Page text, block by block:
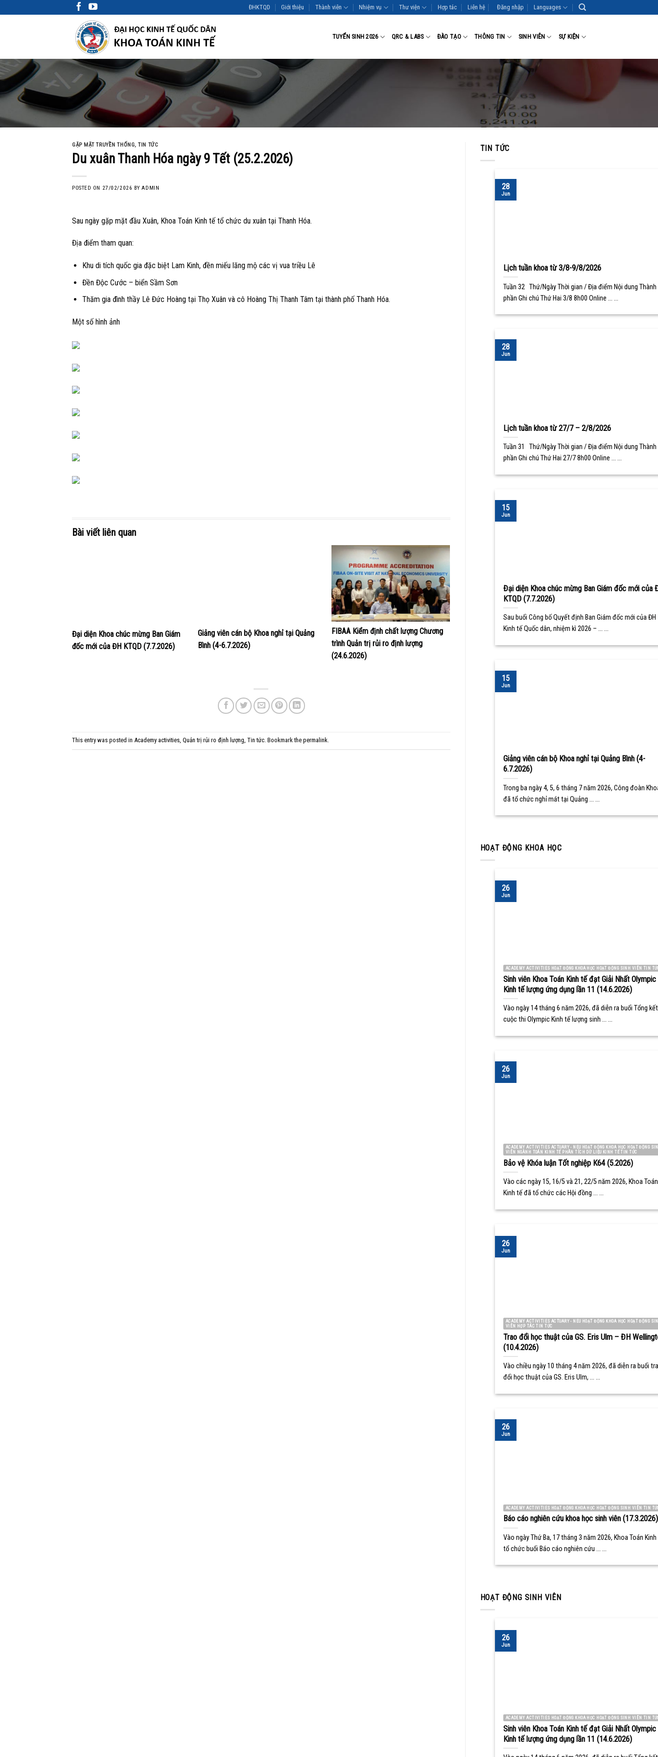
to
ĐHKTQD Giới thiệu Thành viên Nhiệm vụ Thư viện Hợp tác Liên hệ Đăng nhập Languages
TUYỂN SINH 2026 QRC & LABS ĐÀO TẠO THÔNG TIN SINH VIÊN SỰ KIỆN
GẶP MẶT TRUYỀN THỐNG,TIN TỨC
Du xuân Thanh Hóa ngày 9 Tết (25.2.2026)
POSTED ON 27/02/2026 BYADMIN
Sau ngày gặp mặt đầu Xuân, Khoa Toán Kinh tế tổ chức du xuân tại Thanh Hóa.
Địa điểm tham quan:
Khu di tích quốc gia đặc biệt Lam Kinh, đền miếu lăng mộ các vị vua triều Lê
Đền Độc Cước – biển Sầm Sơn
Thăm gia đình thầy Lê Đức Hoàng tại Thọ Xuân và cô Hoàng Thị Thanh Tâm tại thành phố Thanh Hóa.
Một số hình ảnh
Bài viết liên quan
Đại diện Khoa chúc mừng Ban Giám
đốc mới của ĐH KTQD (7.7.2026)
Giảng viên cán bộ Khoa nghỉ tại Quảng
Bình (4-6.7.2026)
FIBAA Kiểm định chất lượng Chương
trình Quản trị rủi ro định lượng
(24.6.2026)
This entry was posted in Academy activities, Quản trị rủi ro định lượng, Tin tức. Bookmark the permalink.
TIN TỨC
Lịch tuần khoa từ 3/8-9/8/2026
Tuần 32 Thứ/Ngày Thời gian / Địa điểm Nội dung Thành
phần Ghi chú Thứ Hai 3/8 8h00 Online ... ...
28
Jun
Lịch tuần khoa từ 27/7 – 2/8/2026
Tuần 31 Thứ/Ngày Thời gian / Địa điểm Nội dung Thành
phần Ghi chú Thứ Hai 27/7 8h00 Online ... ...
28
Jun
Đại diện Khoa chúc mừng Ban Giám đốc mới của
KTQD (7.7.2026)
Sau buổi Công bố Quyết định Ban Giám đốc mới của ĐH
Kinh tế Quốc dân, nhiệm kì 2026 – ... ...
15
Jun
Giảng viên cán bộ Khoa nghỉ tại Quảng Bình (4-
6.7.2026)
Trong ba ngày 4, 5, 6 tháng 7 năm 2026, Công đoàn
đã tổ chức nghỉ mát tại Quảng ... ...
15
Jun
HOẠT ĐỘNG KHOA HỌC
ACADEMY ACTIVITIES HOẠT ĐỘNG KHOA HỌC HOẠT ĐỘNG SINH VIÊN TIN
Sinh viên Khoa Toán Kinh tế đạt Giải Nhất Olympic
Kinh tế lượng ứng dụng lần 11 (14.6.2026)
Vào ngày 14 tháng 6 năm 2026, đã diễn ra buổi Tổng kết
cuộc thi Olympic Kinh tế lượng sinh ... ...
26
Jun
ACADEMY ACTIVITIES ACTUARY - NEU HOẠT ĐỘNG KHOA HỌC HOẠT ĐỘNG
VIÊN NGÀNH TOÁN KINH TẾ PHÂN TÍCH DỮ LIỆU KINH TẾ TIN TỨC
Bảo vệ Khóa luận Tốt nghiệp K64 (5.2026)
Vào các ngày 15, 16/5 và 21, 22/5 năm 2026, Khoa Toán
Kinh tế đã tổ chức các Hội đồng ... ...
26
Jun
ACADEMY ACTIVITIES ACTUARY - NEU HOẠT ĐỘNG KHOA HỌC HOẠT ĐỘNG
VIÊN HỢP TÁC TIN TỨC
Trao đổi học thuật của GS. Eris Ulm – ĐH
(10.4.2026)
Vào chiều ngày 10 tháng 4 năm 2026, đã diễn ra buổi
đổi học thuật của GS. Eris Ulm, ... ...
26
Jun
ACADEMY ACTIVITIES HOẠT ĐỘNG KHOA HỌC HOẠT ĐỘNG SINH VIÊN TIN
Báo cáo nghiên cứu khoa học sinh viên (17.3.2026)
Vào ngày Thứ Ba, 17 tháng 3 năm 2026, Khoa Toán
tổ chức buổi Báo cáo nghiên cứu ... ...
26
Jun
HOẠT ĐỘNG SINH VIÊN
ACADEMY ACTIVITIES HOẠT ĐỘNG KHOA HỌC HOẠT ĐỘNG SINH VIÊN TIN
Sinh viên Khoa Toán Kinh tế đạt Giải Nhất Olympic
Kinh tế lượng ứng dụng lần 11 (14.6.2026)
26
Jun